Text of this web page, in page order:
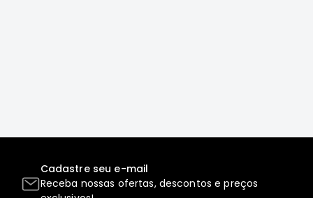
Filtros
Elétrica
Cadastre seu e-mail
Receba nossas ofertas, descontos e preços